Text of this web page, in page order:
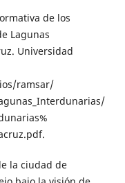
de los
Lagunas
Universidad
ramsar/
la ciudad de